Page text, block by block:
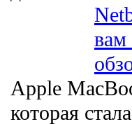
вам
Apple
которая